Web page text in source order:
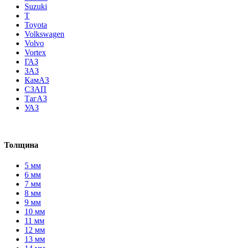
Suzuki
T
Toyota
Volkswagen
Volvo
Vortex
ГАЗ
ЗАЗ
КамАЗ
СЗАП
ТагАЗ
УАЗ
Толщина
5 мм
6 мм
7 мм
8 мм
9 мм
10 мм
11 мм
12 мм
13 мм